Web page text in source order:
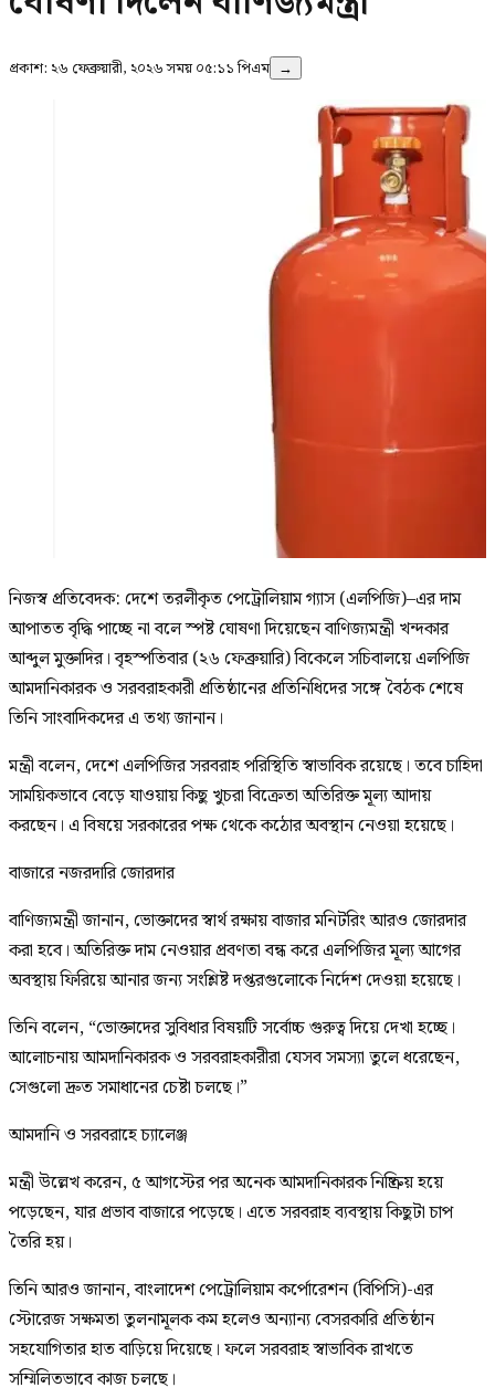
প্রকাশ: ২৬ ফেব্রুয়ারী, ২০২৬ সময় ০৫:১১ পিএম →
নিজস্ব প্রতিবেদক: দেশে তরলীকৃত পেট্রোলিয়াম গ্যাস (এলপিজি)–এর দাম
আপাতত বৃদ্ধি পাচ্ছে না বলে স্পষ্ট ঘোষণা দিয়েছেন বাণিজ্যমন্ত্রী খন্দকার
আব্দুল মুক্তাদির। বৃহস্পতিবার (২৬ ফেব্রুয়ারি) বিকেলে সচিবালয়ে এলপিজি
আমদানিকারক ও সরবরাহকারী প্রতিষ্ঠানের প্রতিনিধিদের সঙ্গে বৈঠক শেষে
তিনি সাংবাদিকদের এ তথ্য জানান।
মন্ত্রী বলেন, দেশে এলপিজির সরবরাহ পরিস্থিতি স্বাভাবিক রয়েছে। তবে চাহিদা
সাময়িকভাবে বেড়ে যাওয়ায় কিছু খুচরা বিক্রেতা অতিরিক্ত মূল্য আদায়
করছেন। এ বিষয়ে সরকারের পক্ষ থেকে কঠোর অবস্থান নেওয়া হয়েছে।
বাজারে নজরদারি জোরদার
বাণিজ্যমন্ত্রী জানান, ভোক্তাদের স্বার্থ রক্ষায় বাজার মনিটরিং আরও জোরদার
করা হবে। অতিরিক্ত দাম নেওয়ার প্রবণতা বন্ধ করে এলপিজির মূল্য আগের
অবস্থায় ফিরিয়ে আনার জন্য সংশ্লিষ্ট দপ্তরগুলোকে নির্দেশ দেওয়া হয়েছে।
তিনি বলেন, “ভোক্তাদের সুবিধার বিষয়টি সর্বোচ্চ গুরুত্ব দিয়ে দেখা হচ্ছে।
আলোচনায় আমদানিকারক ও সরবরাহকারীরা যেসব সমস্যা তুলে ধরেছেন,
সেগুলো দ্রুত সমাধানের চেষ্টা চলছে।”
আমদানি ও সরবরাহে চ্যালেঞ্জ
মন্ত্রী উল্লেখ করেন, ৫ আগস্টের পর অনেক আমদানিকারক নিষ্ক্রিয় হয়ে
পড়েছেন, যার প্রভাব বাজারে পড়েছে। এতে সরবরাহ ব্যবস্থায় কিছুটা চাপ
তৈরি হয়।
তিনি আরও জানান, বাংলাদেশ পেট্রোলিয়াম কর্পোরেশন (বিপিসি)-এর
স্টোরেজ সক্ষমতা তুলনামূলক কম হলেও অন্যান্য বেসরকারি প্রতিষ্ঠান
সহযোগিতার হাত বাড়িয়ে দিয়েছে। ফলে সরবরাহ স্বাভাবিক রাখতে
সম্মিলিতভাবে কাজ চলছে।